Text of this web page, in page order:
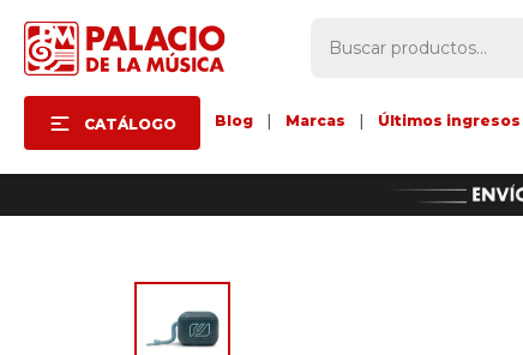
CATÁLOGO Blog Marcas Últimos ingresos